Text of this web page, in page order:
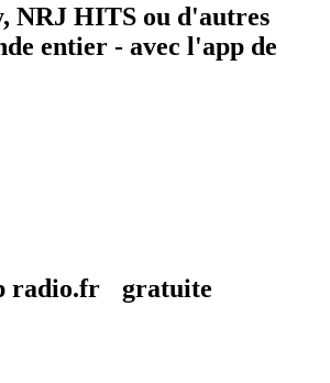
NRJ HITS ou d'autres
entier - avec l'app de
radio.fr gratuite